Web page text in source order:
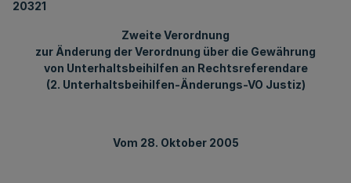
20321
Zweite Verordnung
zur Änderung der Verordnung über die Gewährung
von Unterhaltsbeihilfen an Rechtsreferendare
(2. Unterhaltsbeihilfen-Änderungs-VO Justiz)
Vom 28. Oktober 2005